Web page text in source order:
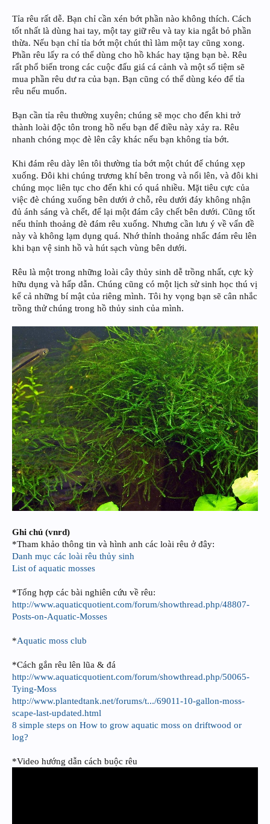
Tỉa rêu rất dễ. Bạn chỉ cần xén bớt phần nào không thích. Cách
tốt nhất là dùng hai tay, một tay giữ rêu và tay kia ngắt bỏ phần
thừa. Nếu bạn chỉ tỉa bớt một chút thì làm một tay cũng xong.
Phần rêu lấy ra có thể dùng cho hồ khác hay tặng bạn bè. Rêu
rất phổ biến trong các cuộc đấu giá cá cảnh và một số tiệm sẽ
mua phần rêu dư ra của bạn. Bạn cũng có thể dùng kéo để tỉa
rêu nếu muốn.
Bạn cần tỉa rêu thường xuyên; chúng sẽ mọc cho đến khi trở
thành loài độc tôn trong hồ nếu bạn để điều này xảy ra. Rêu
nhanh chóng mọc đè lên cây khác nếu bạn không tỉa bớt.
Khi đám rêu dày lên tôi thường tỉa bớt một chút để chúng xẹp
xuống. Đôi khi chúng trương khí bên trong và nổi lên, và đôi khi
chúng mọc liên tục cho đến khi có quá nhiều. Mặt tiêu cực của
việc đè chúng xuống bên dưới ở chỗ, rêu dưới đáy không nhận
đủ ánh sáng và chết, để lại một đám cây chết bên dưới. Cũng tốt
nếu thỉnh thoảng đè đám rêu xuống. Nhưng cần lưu ý về vấn đề
này và không lạm dụng quá. Nhớ thỉnh thoảng nhấc đám rêu lên
khi bạn vệ sinh hồ và hút sạch vùng bên dưới.
Rêu là một trong những loài cây thủy sinh dễ trồng nhất, cực kỳ
hữu dụng và hấp dẫn. Chúng cũng có một lịch sử sinh học thú vị
kể cả những bí mật của riêng mình. Tôi hy vọng bạn sẽ cân nhắc
trồng thử chúng trong hồ thủy sinh của mình.
Ghi chú (vnrd)
*Tham khảo thông tin và hình anh các loài rêu ở đây:
Danh mục các loài rêu thủy sinh
List of aquatic mosses
*Tổng hợp các bài nghiên cứu về rêu:
http://www.aquaticquotient.com/forum/showthread.php/48807-
Posts-on-Aquatic-Mosses
*Aquatic moss club
*Cách gắn rêu lên lũa & đá
http://www.aquaticquotient.com/forum/showthread.php/50065-
Tying-Moss
http://www.plantedtank.net/forums/t.../69011-10-gallon-moss-
scape-last-updated.html
8 simple steps on How to grow aquatic moss on driftwood or
log?
*Video hướng dẫn cách buộc rêu